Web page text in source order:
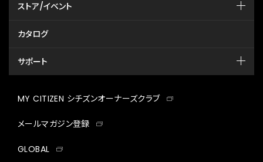
ストア/イベント
カタログ
サポート
MY CITIZEN シチズンオーナーズクラブ
メールマガジン登録
GLOBAL